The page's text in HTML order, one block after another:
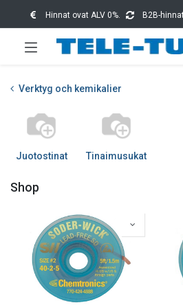
Hinnat ovat ALV 0%. B2B-
Verktyg och kemikalier
Juotostinat Tinaimusukat
Shop